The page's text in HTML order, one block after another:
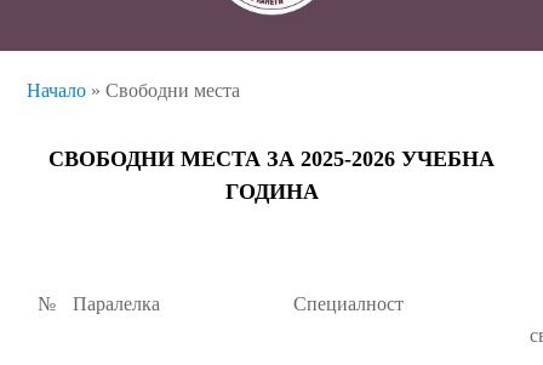
Начало »Свободни места
СВОБОДНИ МЕСТА ЗА 2025-2026 УЧЕБНА
ГОДИНА
№ Паралелка
Специалност